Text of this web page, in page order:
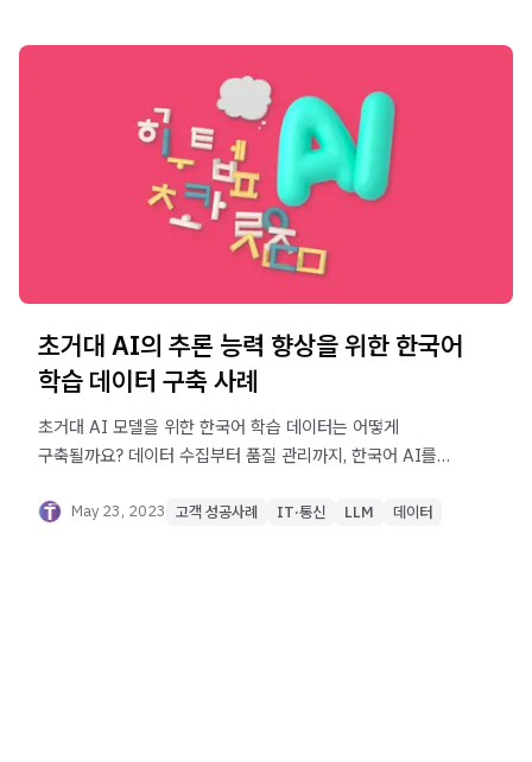
초거대 AI의 추론 능력 향상을 위한 한국어
학습 데이터 구축 사례
초거대 AI 모델을 위한 한국어 학습 데이터는 어떻게
구축될까요? 데이터 수집부터 품질 관리까지, 한국어 AI를
May 23, 2023 고객 성공사례 IT·통신 LLM 데이터